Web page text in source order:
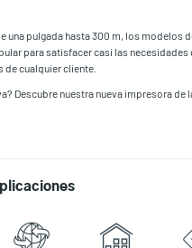
una pulgada hasta 300 m, los modelos
para satisfacer casi las necesidades
de cualquier cliente.
Descubre nuestra nueva impresora de